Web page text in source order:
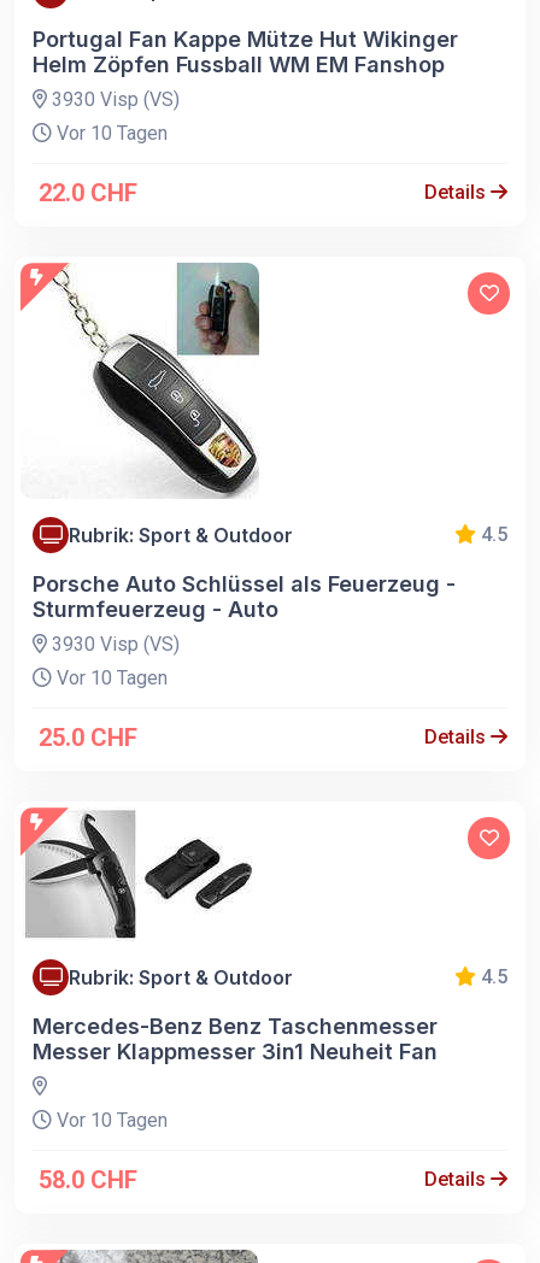
Portugal Fan Kappe Mütze Hut Wikinger
Helm Zöpfen Fussball WM EM Fanshop
3930 Visp (VS)
Vor 10 Tagen
22.0 CHF Details
Rubrik: Sport & Outdoor 4.5
Porsche Auto Schlüssel als Feuerzeug -
Sturmfeuerzeug - Auto
3930 Visp (VS)
Vor 10 Tagen
25.0 CHF Details
Rubrik: Sport & Outdoor 4.5
Mercedes-Benz Benz Taschenmesser
Messer Klappmesser 3in1 Neuheit Fan
Vor 10 Tagen
58.0 CHF Details